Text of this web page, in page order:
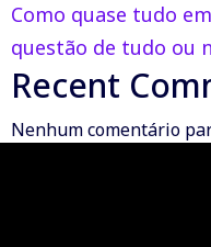
Como quase tudo
questão de tudo ou
Recent
Nenhum comentário